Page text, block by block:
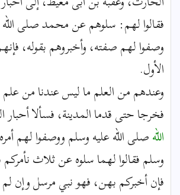
فقالوا لهم: سلوهم عن محمد صلى الله
وصفوا لهم صفته، وأخبروهم بقوله،
الأول.
وعندهم من العلم ما ليس عندنا من علم
فخرجا حتى قدما المدينة، فسألا أحبار
اللهصلى الله عليه وسلم ووصفوا لهم
وسلم فقالوا لهما سلوه عن ثلاث
فإن أخبركم بهن، فهو نبي مرسل وإن